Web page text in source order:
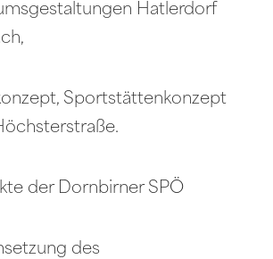
Hatlerdorf
Sportstättenkonzept
der Dornbirner SPÖ
des